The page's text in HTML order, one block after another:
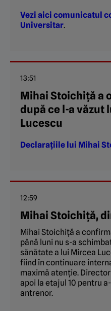
Vezi aici comunicatul
Universitar.
13:51
Mihai Stoichiță a
după ce l-a văzut
Lucescu
Declarațiile lui Mihai
12:59
Mihai Stoichiță,
Mihai Stoichiță a
până luni nu s-a
sănătate a lui Mircea
fiind în continuare
maximă atenție.
apoi la etajul 10 pentru
antrenor.